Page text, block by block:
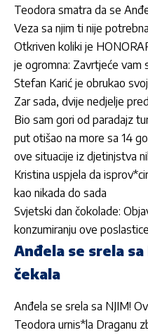
Teodora smatra da se
Veza sa njim ti nije
Otkriven koliki je
je ogromna: Zavrtjeće vam
Stefan Karić je obrukao
Zar sada, dvije nedjelje
Bio sam gori od paradajz
put otišao na more sa 14
ove situacije iz djetinjstva
Kristina uspjela da
kao nikada do sada
Svjetski dan čokolade:
konzumiranju ove
Anđela se srela
čekala
Anđela se srela sa NJIM!
Teodora urnis*la Draganu